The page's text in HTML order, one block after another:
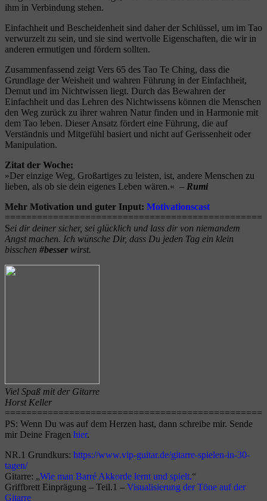
ihm in Verbindung stehen.
Einfachheit und Bescheidenheit sind daher der Schlüssel, um im Tao
verwurzelt zu sein, und sie sind wertvolle Eigenschaften, die wir in
anderen ermutigen und fördern sollten.
Zusammenfassend zeigt Vers 65 des Tao Te Ching, dass die
Grundlage der Weisheit und wahren Führung in der Einfachheit,
Demut und im Nichtwissen liegt. Durch das Bewahren der
Einfachheit und das Lehren des Nichtwissens können die Menschen
den Weg zurück zu ihrer wahren Natur finden und in Harmonie mit
dem Tao leben. Dieser Ansatz fördert eine Führung, die auf
Verständnis und Mitgefühl basiert und nicht auf Gerissenheit oder
Manipulation.
Zitat der Woche:
»Der einzige Weg, Großartiges zu leisten, ist, andere Menschen zu
lieben, als ob sie dein eigenes Leben wären.« – Rumi
Mehr Motivation und guter Input: Motivationscast
============================
Sei dir deiner sicher, sei glücklich und lass dir von niemandem
Angst machen. Ich wünsche Dir, dass Du jeden Tag ein klein
bisschen #besser wirst.
Viel Spaß mit der Gitarre
Horst Keller
PS: Wenn Du was auf dem Herzen hast, dann schreibe mir. Sende
mir Deine Fragen hier.
NR.1 Grundkurs: https://www.vip-guitar.de/gitarre-spielen-in-30-
tagen/
Gitarre: „Wie man Barré Akkorde lernt und spielt.“
Griffbrett Einprägung – Teil.1 – Visualisierung der Töne auf der
Gitarre